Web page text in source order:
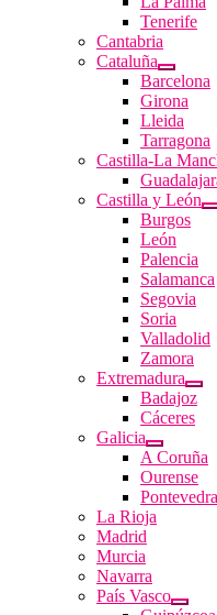
Tenerife
Cantabria
Cataluña
Barcelona
Girona
Lleida
Tarragona
Castilla-La
Castilla y León
Burgos
León
Palencia
Salamanca
Segovia
Soria
Valladolid
Zamora
Extremadura
Badajoz
Cáceres
Galicia
A Coruña
Ourense
Pontevedra
La Rioja
Madrid
Murcia
Navarra
País Vasco